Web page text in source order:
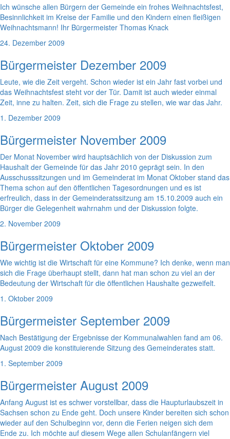
Ich wünsche allen Bürgern der Gemeinde ein frohes Weihnachtsfest,
Besinnlichkeit im Kreise der Familie und den Kindern einen fleißigen
Weihnachtsmann! Ihr Bürgermeister Thomas Knack
24. Dezember 2009
Bürgermeister Dezember 2009
Leute, wie die Zeit vergeht. Schon wieder ist ein Jahr fast vorbei und
das Weihnachtsfest steht vor der Tür. Damit ist auch wieder einmal
Zeit, inne zu halten. Zeit, sich die Frage zu stellen, wie war das Jahr.
1. Dezember 2009
Bürgermeister November 2009
Der Monat November wird hauptsächlich von der Diskussion zum
Haushalt der Gemeinde für das Jahr 2010 geprägt sein. In den
Ausschusssitzungen und im Gemeinderat im Monat Oktober stand das
Thema schon auf den öffentlichen Tagesordnungen und es ist
erfreulich, dass in der Gemeinderatssitzung am 15.10.2009 auch ein
Bürger die Gelegenheit wahrnahm und der Diskussion folgte.
2. November 2009
Bürgermeister Oktober 2009
Wie wichtig ist die Wirtschaft für eine Kommune? Ich denke, wenn man
sich die Frage überhaupt stellt, dann hat man schon zu viel an der
Bedeutung der Wirtschaft für die öffentlichen Haushalte gezweifelt.
1. Oktober 2009
Bürgermeister September 2009
Nach Bestätigung der Ergebnisse der Kommunalwahlen fand am 06.
August 2009 die konstituierende Sitzung des Gemeinderates statt.
1. September 2009
Bürgermeister August 2009
Anfang August ist es schwer vorstellbar, dass die Haupturlaubszeit in
Sachsen schon zu Ende geht. Doch unsere Kinder bereiten sich schon
wieder auf den Schulbeginn vor, denn die Ferien neigen sich dem
Ende zu. Ich möchte auf diesem Wege allen Schulanfängern viel